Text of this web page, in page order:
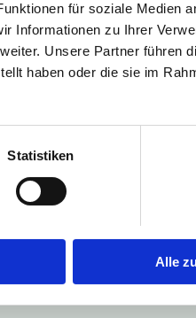
für soziale Medien
Informationen zu Ihrer
Unsere Partner führen
haben oder die sie im
Statistiken
Alle